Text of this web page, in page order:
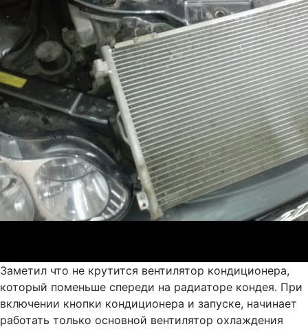
Заметил что не крутится вентилятор кондиционера,
который поменьше спереди на радиаторе кондея. При
включении кнопки кондиционера и запуске, начинает
работать только основной вентилятор охлаждения